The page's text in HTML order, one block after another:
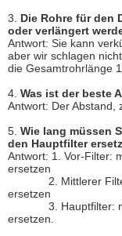
3. Die Rohre für den
oder verlängert
Antwort: Sie kann
aber wir schlagen
die Gesamtrohrlänge
4. Was ist der beste
Antwort: Der Abstand,
5. Wie lang müssen
den Hauptfilter
Antwort: 1. Vor-Filter:
ersetzen
2. Mittlerer Filter:
ersetzen
3. Hauptfilter:
ersetzen.